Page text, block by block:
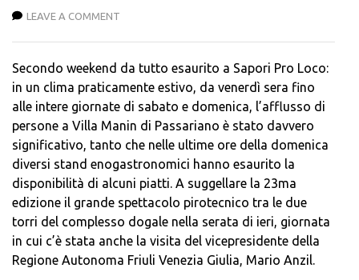
LEAVE A COMMENT
Secondo weekend da tutto esaurito a Sapori Pro Loco:
in un clima praticamente estivo, da venerdì sera fino
alle intere giornate di sabato e domenica, l’afflusso di
persone a Villa Manin di Passariano è stato davvero
significativo, tanto che nelle ultime ore della domenica
diversi stand enogastronomici hanno esaurito la
disponibilità di alcuni piatti. A suggellare la 23ma
edizione il grande spettacolo pirotecnico tra le due
torri del complesso dogale nella serata di ieri, giornata
in cui c’è stata anche la visita del vicepresidente della
Regione Autonoma Friuli Venezia Giulia, Mario Anzil.